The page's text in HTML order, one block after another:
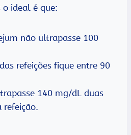
o ideal é que:
não ultrapasse 100
refeições fique entre 90
140 mg/dL duas
refeição.